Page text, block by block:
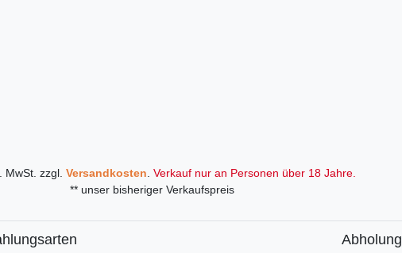
MwSt. zzgl. Versandkosten Verkauf nur an Personen über 18 Jahre.
** unser bisheriger Verkaufspreis
Abholung